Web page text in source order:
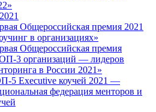
Общероссийская премия 2021
в организациях»
Общероссийская премия
3 организаций — лидеров
в России 2021»
5 Executive коучей 2021 —
федерация менторов и